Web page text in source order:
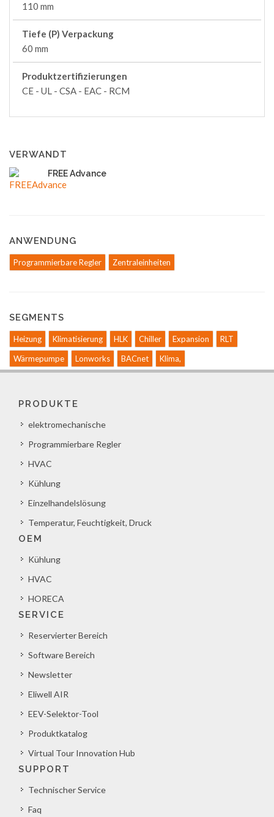
110 mm
Tiefe (P) Verpackung
60 mm
Produktzertifizierungen
CE - UL - CSA - EAC - RCM
VERWANDT
FREE Advance
ANWENDUNG
Programmierbare Regler Zentraleinheiten
SEGMENTS
Heizung Klimatisierung HLK Chiller Expansion
RLT
Wärmepumpe
Lonworks BACnet Klima,
PRODUKTE
elektromechanische
Programmierbare Regler
HVAC
Kühlung
Einzelhandelslösung
Temperatur, Feuchtigkeit, Druck
OEM
Kühlung
HVAC
HORECA
SERVICE
Reservierter Bereich
Software Bereich
Newsletter
Eliwell AIR
EEV-Selektor-Tool
Produktkatalog
Virtual Tour Innovation Hub
SUPPORT
Technischer Service
Faq